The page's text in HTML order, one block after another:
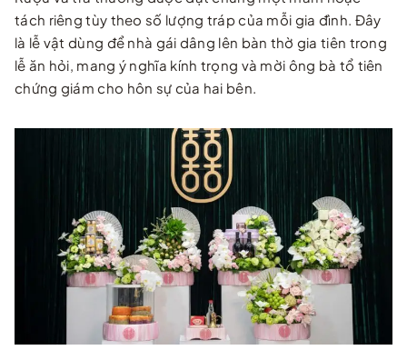
tách riêng tùy theo số lượng tráp của mỗi gia đình. Đây
là lễ vật dùng để nhà gái dâng lên bàn thờ gia tiên trong
lễ ăn hỏi, mang ý nghĩa kính trọng và mời ông bà tổ tiên
chứng giám cho hôn sự của hai bên.